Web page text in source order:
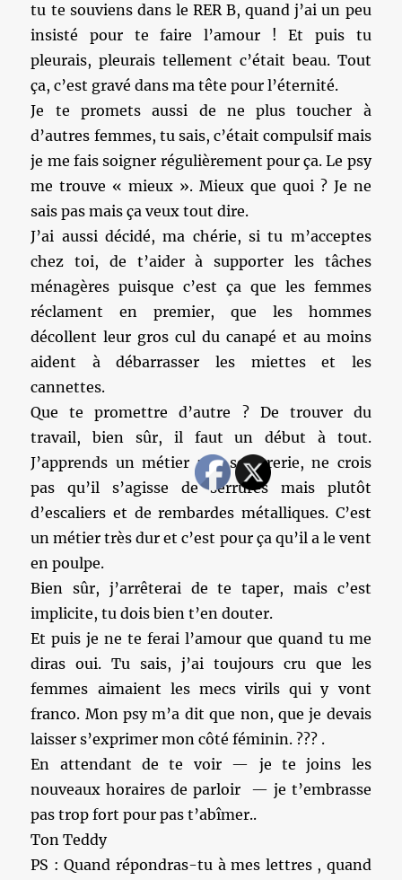
tu te souviens dans le RER B, quand j’ai un peu
insisté pour te faire l’amour ! Et puis tu
pleurais, pleurais tellement c’était beau. Tout
ça, c’est gravé dans ma tête pour l’éternité.
Je te promets aussi de ne plus toucher à
d’autres femmes, tu sais, c’était compulsif mais
je me fais soigner régulièrement pour ça. Le psy
me trouve « mieux ». Mieux que quoi ? Je ne
sais pas mais ça veux tout dire.
J’ai aussi décidé, ma chérie, si tu m’acceptes
chez toi, de t’aider à supporter les tâches
ménagères puisque c’est ça que les femmes
réclament en premier, que les hommes
décollent leur gros cul du canapé et au moins
aident à débarrasser les miettes et les
cannettes.
Que te promettre d’autre ? De trouver du
travail, bien sûr, il faut un début à tout.
J’apprends un métier : la serrurerie, ne crois
pas qu’il s’agisse de serrures mais plutôt
d’escaliers et de rembardes métalliques. C’est
un métier très dur et c’est pour ça qu’il a le vent
en poulpe.
Bien sûr, j’arrêterai de te taper, mais c’est
implicite, tu dois bien t’en douter.
Et puis je ne te ferai l’amour que quand tu me
diras oui. Tu sais, j’ai toujours cru que les
femmes aimaient les mecs virils qui y vont
franco. Mon psy m’a dit que non, que je devais
laisser s’exprimer mon côté féminin. ??? .
En attendant de te voir — je te joins les
nouveaux horaires de parloir — je t’embrasse
pas trop fort pour pas t’abîmer..
Ton Teddy
PS : Quand répondras-tu à mes lettres , quand